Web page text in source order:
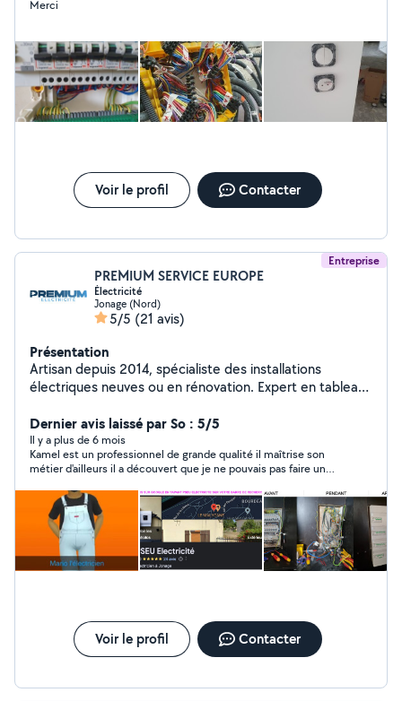
Merci
Voir le profil Contacter
Entreprise
PREMIUM SERVICE EUROPE
Électricité
Jonage (Nord)
5/5 (21 avis)
Présentation
Artisan depuis 2014, spécialiste des installations
électriques neuves ou en rénovation. Expert en tableau
voitures électriques. Dépannage, changement de
tableau électrique, domotique. Rénovation totale
appartement et maison individuelle.
Dernier avis laissé par So : 5/5
Il y a plus de 6 mois
Kamel est un professionnel de grande qualité il maîtrise son
métier d'ailleurs il a découvert que je ne pouvais pas faire un
reboucler avec Enedis mais il m'a conseillé d'autres possibilités
il vous conseille la meilleure solution il est a l'écoute c'est un
expert dans son domaine. Merci beaucoup Kamel
Voir le profil Contacter